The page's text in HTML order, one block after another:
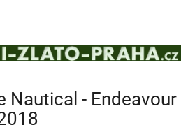
Nautical - Endeavour